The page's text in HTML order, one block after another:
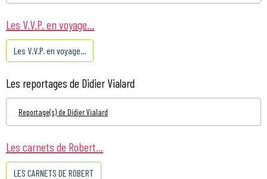
Les V.V.P. en voyage...
Les V.V.P. en voyage...
Les reportages de Didier Vialard
Reportage(s) de Didier Vialard
Les carnets de Robert...
LES CARNETS DE ROBERT